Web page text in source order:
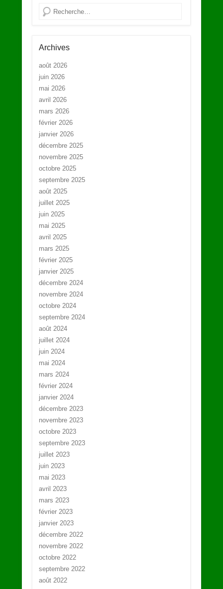
Recherche
Archives
août 2026
juin 2026
mai 2026
avril 2026
mars 2026
février 2026
janvier 2026
décembre 2025
novembre 2025
octobre 2025
septembre 2025
août 2025
juillet 2025
juin 2025
mai 2025
avril 2025
mars 2025
février 2025
janvier 2025
décembre 2024
novembre 2024
octobre 2024
septembre 2024
août 2024
juillet 2024
juin 2024
mai 2024
mars 2024
février 2024
janvier 2024
décembre 2023
novembre 2023
octobre 2023
septembre 2023
juillet 2023
juin 2023
mai 2023
avril 2023
mars 2023
février 2023
janvier 2023
décembre 2022
novembre 2022
octobre 2022
septembre 2022
août 2022